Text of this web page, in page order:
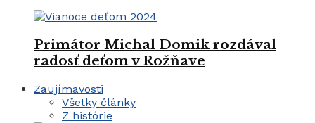
Primátor Michal Domik rozdával
radosť deťom v Rožňave
Zaujímavosti
Všetky články
Z histórie